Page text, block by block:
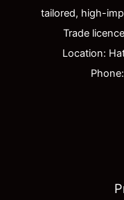
tailored, high-
Trade
Location: